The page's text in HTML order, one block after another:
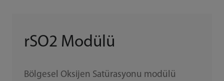
rSO2 Modülü
Bölgesel Oksijen Satürasyonu modülü